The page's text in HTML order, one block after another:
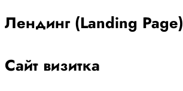
Лендинг (Landing Page)
Сайт визитка